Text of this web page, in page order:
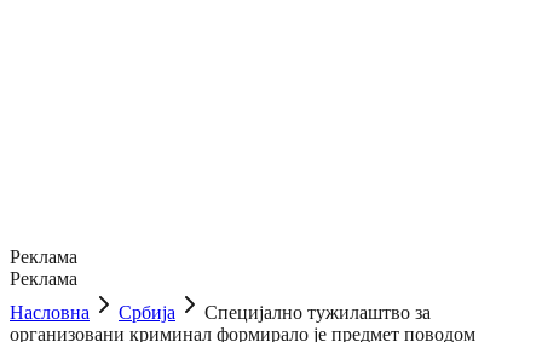
Реклама
Реклама
Насловна
Србија
Специјално тужилаштво за
организовани криминал формирало је предмет поводом